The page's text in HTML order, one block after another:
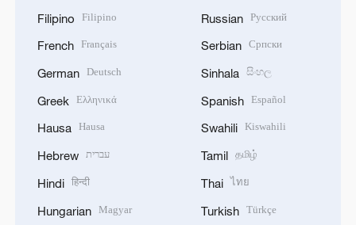
Filipino Filipino
French Français
German Deutsch
Greek Ελληνικά
Hausa Hausa
Hebrew עברית
Hindi हिन्दी
Hungarian Magyar
Russian Русский
Serbian Српски
Sinhala සිංහල
Spanish Español
Swahili Kiswahili
Tamil தமிழ்
Thai ไทย
Turkish Türkçe